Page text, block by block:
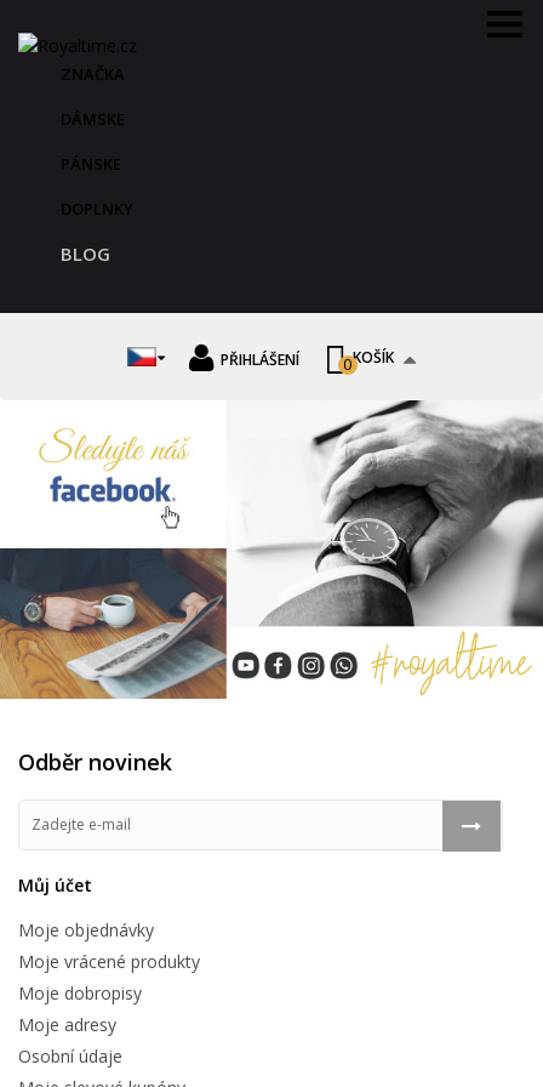
ZNAČKA
DÁMSKE
PÁNSKE
DOPLNKY
BLOG
PŘIHLÁŠENÍ KOŠÍK
0
Odběr novinek
Můj účet
Moje objednávky
Moje vrácené produkty
Moje dobropisy
Moje adresy
Osobní údaje